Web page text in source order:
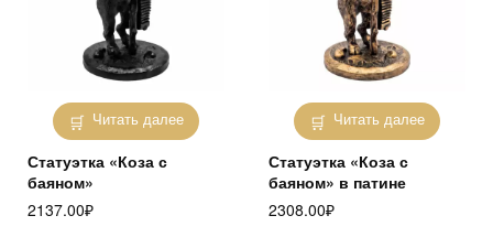
Читать далее
Статуэтка «Коза с
баяном»
2137.00₽
Читать далее
Статуэтка «Коза с
баяном» в патине
2308.00₽